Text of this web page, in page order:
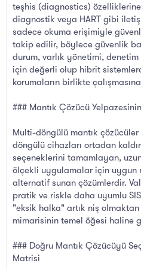
teşhis (diagnostics)
diagnostik veya HART gibi
sadece okuma erişimiyle
takip edilir, böylece güvenlik
durum, varlık yönetimi, denetim
için değerli olup hibrit
korumaların birlikte
### Mantık Çözücü
Multi-döngülü mantık
döngülü cihazları ortadan
seçeneklerini tamamlayan,
ölçekli uygulamalar için uygun
alternatif sunan çözümlerdir.
pratik ve riskle daha uyumlu
"eksik halka" artık niş olmaktan
mimarisinin temel öğesi haline
### Doğru Mantık Çözücüyü
Matrisi